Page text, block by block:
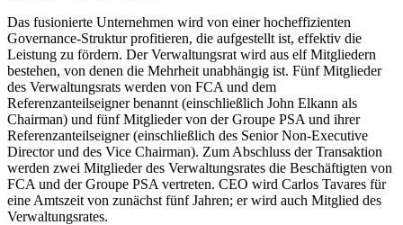
Das fusionierte Unternehmen wird von einer hocheffizienten
Governance-Struktur profitieren, die aufgestellt ist, effektiv die
Leistung zu fördern. Der Verwaltungsrat wird aus elf Mitgliedern
bestehen, von denen die Mehrheit unabhängig ist. Fünf Mitglieder
des Verwaltungsrats werden von FCA und dem
Referenzanteilseigner benannt (einschließlich John Elkann als
Chairman) und fünf Mitglieder von der Groupe PSA und ihrer
Referenzanteilseigner (einschließlich des Senior Non-Executive
Director und des Vice Chairman). Zum Abschluss der Transaktion
werden zwei Mitglieder des Verwaltungsrates die Beschäftigten von
FCA und der Groupe PSA vertreten. CEO wird Carlos Tavares für
eine Amtszeit von zunächst fünf Jahren; er wird auch Mitglied des
Verwaltungsrates.